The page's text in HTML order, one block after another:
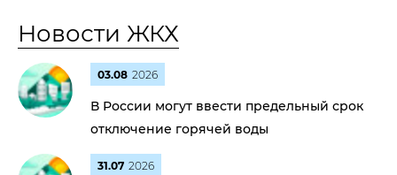
Новости ЖКХ
03.08 2026
В России могут ввести предельный срок
отключение горячей воды
31.07 2026